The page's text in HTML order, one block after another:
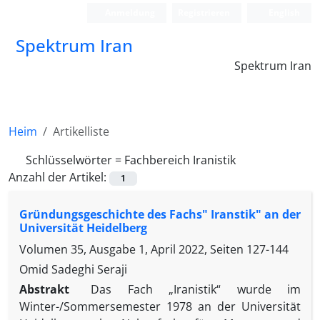
Spektrum Iran
Spektrum Iran
Heim
Artikelliste
Schlüsselwörter = Fachbereich Iranistik
Anzahl der Artikel:
1
Gründungsgeschichte des Fachs" Iranstik" an der
Universität Heidelberg
Volumen 35, Ausgabe 1, April 2022, Seiten 127-144
Omid Sadeghi Seraji
Abstrakt
Das Fach „Iranistik“ wurde im
Winter-/Sommersemester 1978 an der Universität